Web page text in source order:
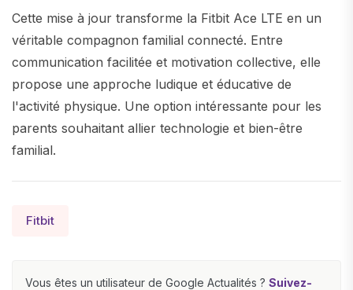
Cette mise à jour transforme la Fitbit Ace LTE en un
véritable compagnon familial connecté. Entre
communication facilitée et motivation collective, elle
propose une approche ludique et éducative de
l'activité physique. Une option intéressante pour les
parents souhaitant allier technologie et bien-être
familial.
Fitbit
Vous êtes un utilisateur de Google Actualités ? Suivez-